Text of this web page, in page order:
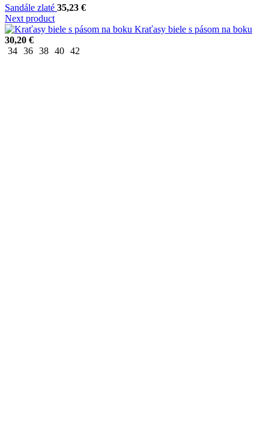
Sandále zlaté 35,23 €
Next product
Kraťasy biele s pásom na boku
30,20 €
34 36 38 40 42